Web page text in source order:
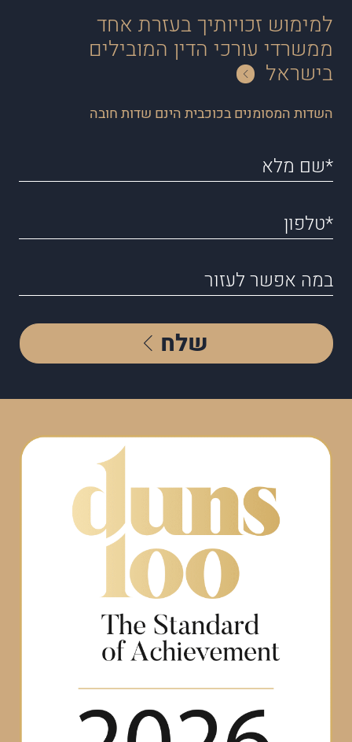
למימוש זכויותיך בעזרת אחד
ממשרדי עורכי הדין המובילים
בישראל
השדות המסומנים בכוכבית הינם שדות חובה
שלח